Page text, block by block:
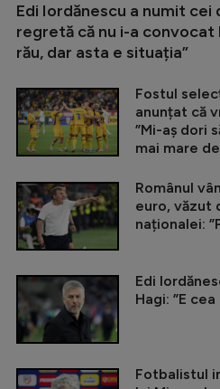
Edi Iordănescu a numit
regretă că nu i-a convocat
rău, dar asta e situația”
Fostul
anunțat că
”Mi-aș dori
mai mare
Românul
euro, văzut
naționalei:
Edi
Hagi: ”E
Fotbalistul